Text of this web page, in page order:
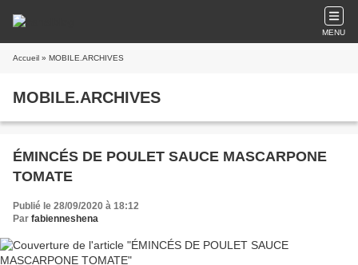
MENU
Accueil » MOBILE.ARCHIVES
MOBILE.ARCHIVES
ÉMINCÉS DE POULET SAUCE MASCARPONE
TOMATE
Publié le 28/09/2020 à 18:12
Par fabienneshena